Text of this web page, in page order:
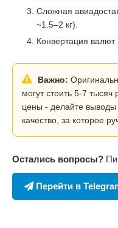
Сложная
~1.5–2 кг).
Конвертация валют
Важно:
могут стоить 5-7
цены - делайте
качество, за которое
Остались вопросы?
Перейти в